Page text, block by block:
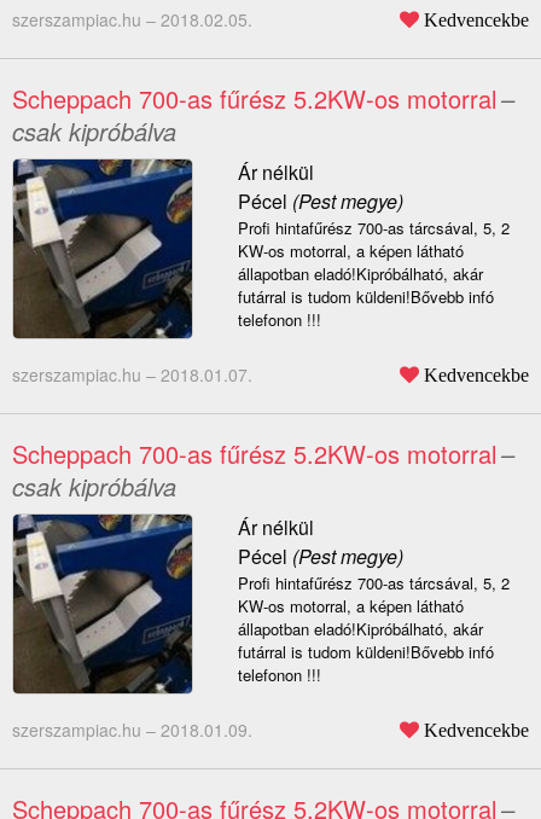
szerszampiac.hu – 2018.02.05. Kedvencekbe
Scheppach 700-as fűrész 5.2KW-os motorral–
csak kipróbálva
Ár nélkül
Pécel (Pest megye)
Profi hintafűrész 700-as tárcsával, 5, 2
KW-os motorral, a képen látható
állapotban eladó!Kipróbálható, akár
futárral is tudom küldeni!Bővebb infó
telefonon !!!
szerszampiac.hu – 2018.01.07. Kedvencekbe
Scheppach 700-as fűrész 5.2KW-os motorral–
csak kipróbálva
Ár nélkül
Pécel (Pest megye)
Profi hintafűrész 700-as tárcsával, 5, 2
KW-os motorral, a képen látható
állapotban eladó!Kipróbálható, akár
futárral is tudom küldeni!Bővebb infó
telefonon !!!
szerszampiac.hu – 2018.01.09. Kedvencekbe
Scheppach 700-as fűrész 5.2KW-os motorral–